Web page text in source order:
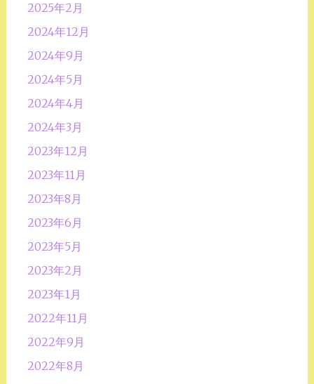
2025年2月
2024年12月
2024年9月
2024年5月
2024年4月
2024年3月
2023年12月
2023年11月
2023年8月
2023年6月
2023年5月
2023年2月
2023年1月
2022年11月
2022年9月
2022年8月